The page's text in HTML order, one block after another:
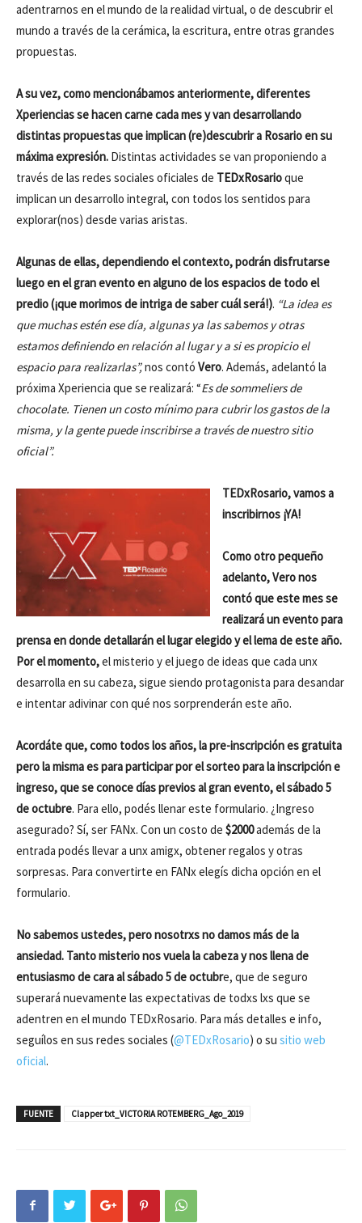
adentrarnos en el mundo de la realidad virtual, o de descubrir el
mundo a través de la cerámica, la escritura, entre otras grandes
propuestas.
A su vez, como mencionábamos anteriormente, diferentes
Xperiencias se hacen carne cada mes y van desarrollando
distintas propuestas que implican (re)descubrir a Rosario en su
máxima expresión. Distintas actividades se van proponiendo a
través de las redes sociales oficiales de TEDxRosarioque
implican un desarrollo integral, con todos los sentidos para
explorar(nos) desde varias aristas.
Algunas de ellas, dependiendo el contexto, podrán disfrutarse
luego en el gran evento en alguno de los espacios de todo el
predio (¡que morimos de intriga de saber cuál será!). “La idea es
que muchas estén ese día, algunas ya las sabemos y otras
estamos definiendo en relación al lugar y a si es propicio el
espacio para realizarlas”,nos contó Vero. Además, adelantó la
próxima Xperiencia que se realizará: “Es de sommeliers de
chocolate. Tienen un costo mínimo para cubrir los gastos de la
misma, y la gente puede inscribirse a través de nuestro sitio
oficial”.
TEDxRosario, vamos a
inscribirnos ¡YA!
Como otro pequeño
adelanto, Vero nos
contó que este mes se
realizará un evento para
prensa en donde detallarán el lugar elegido y el lema de este año.
Por el momento,el misterio y el juego de ideas que cada unx
desarrolla en su cabeza, sigue siendo protagonista para desandar
e intentar adivinar con qué nos sorprenderán este año.
Acordáte que, como todos los años, la pre-inscripción es gratuita
pero la misma es para participar por el sorteo para la inscripción e
ingreso, que se conoce días previos al gran evento, el sábado 5
de octubre. Para ello, podés llenar este formulario. ¿Ingreso
asegurado? Sí, ser FANx. Con un costo de $2000además de la
entrada podés llevar a unx amigx, obtener regalos y otras
sorpresas. Para convertirte en FANx elegís dicha opción en el
formulario.
No sabemos ustedes, pero nosotrxs no damos más de la
ansiedad. Tanto misterio nos vuela la cabeza y nos llena de
entusiasmo de cara al sábado 5 de octubre, que de seguro
superará nuevamente las expectativas de todxs lxs que se
adentren en el mundo TEDxRosario. Para más detalles e info,
seguílos en sus redes sociales (@TEDxRosario) o su sitio web
oficial.
FUENTE Clapper txt_VICTORIA ROTEMBERG_Ago_2019